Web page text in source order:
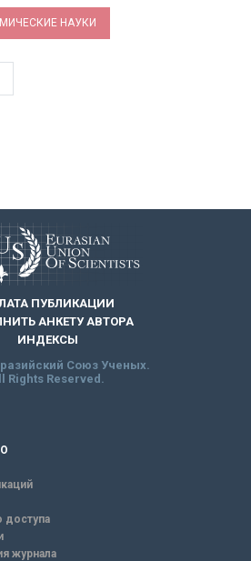
НАУКИ
ПУБЛИКАЦИИ
АНКЕТУ АВТОРА
ИНДЕКСЫ
Союз Ученых.
Rights Reserved.
доступа
журнала